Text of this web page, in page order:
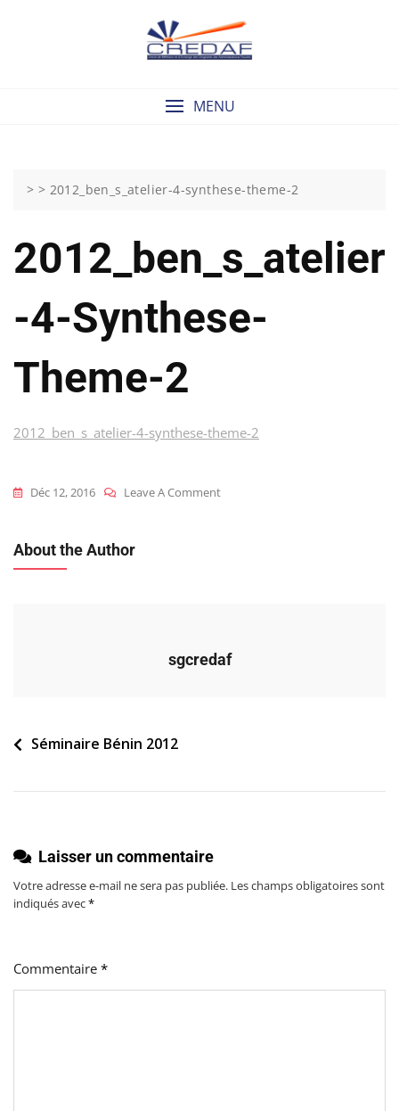
MENU
> > 2012_ben_s_atelier-4-synthese-theme-2
2012_ben_s_atelier
-4-Synthese-
Theme-2
2012_ben_s_atelier-4-synthese-theme-2
Déc 12, 2016 Leave A CommentOn
About the Author
sgcredaf
Navigation
l’article
Séminaire Bénin 2012
Laisser un commentaire
Votre adresse e-mail ne sera pas publiée. Les champs obligatoires sont
indiqués avec*
Commentaire *